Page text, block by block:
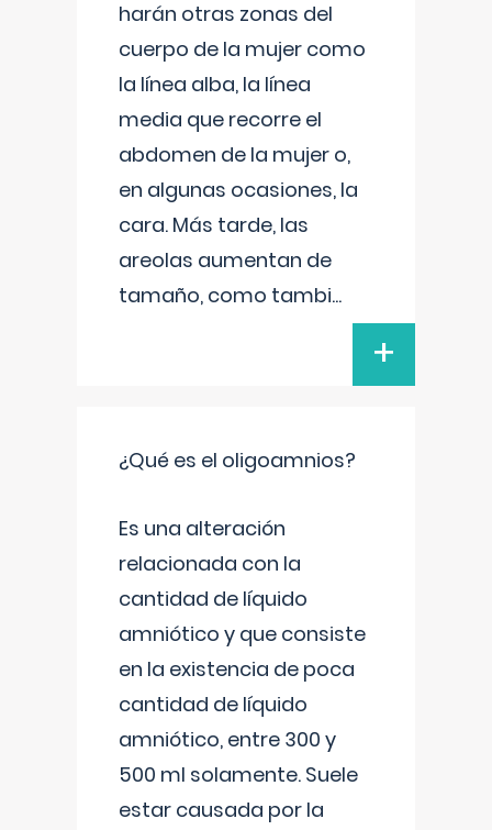
harán otras zonas del
cuerpo de la mujer como
la línea alba, la línea
media que recorre el
abdomen de la mujer o,
en algunas ocasiones, la
cara. Más tarde, las
areolas aumentan de
tamaño, como tambi...
+
¿Qué es el oligoamnios?
Es una alteración
relacionada con la
cantidad de líquido
amniótico y que consiste
en la existencia de poca
cantidad de líquido
amniótico, entre 300 y
500 ml solamente. Suele
estar causada por la